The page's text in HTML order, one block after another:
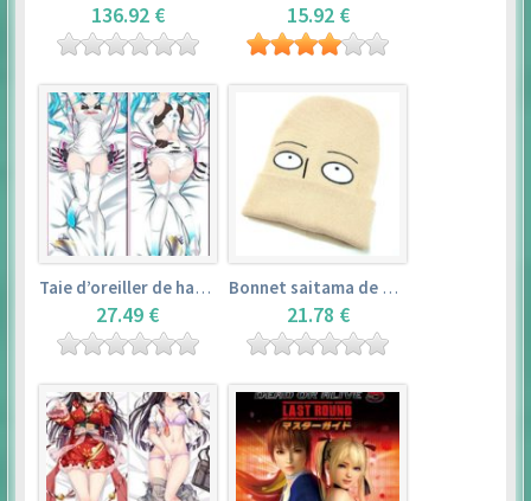
136.92 € 15.92 €
Taie d’oreiller de hatsune miku (150cm×50cm) – vocaloid
27.49 €
Bonnet saitama de one punch man
21.78 €